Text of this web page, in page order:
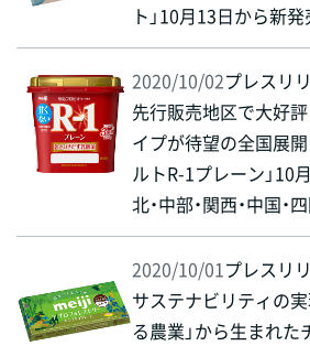
ト」10月13日から新
2020/10/02プレスリ
先行販売地区で大好評
イプが待望の全国展
ルトR-1プレーン」10
北・中部・関西・中国・
2020/10/01プレスリ
サステナビリティの
る農業」から生まれた